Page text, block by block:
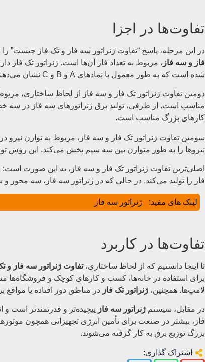
تفاوت‌ها در اجزا
در این مرحله، پاسخ “تفاوت ژنراتور سه فاز و تک فاز چیست”
فاز و سه فاز ، مربوط به تعداد فاز آن‌ها است. ژنراتور تک
شده است که به طور معمول با نمادهای A و B و C نشان می‌دهند. هر کدام از این سیم‌ها در منطقه‌ای جداگانه قرار دارند و به طور مستقل عمل می‌کنند.
دومین تفاوت ژنراتور تک فاز و سه فاز از لحاظ ساختاری،
مناسب است. از طرفی، تولید برق ژنراتورهای سه فاز در سه خط
کارهای بزرگ مناسب است.
سومین تفاوت ژنراتور تک فاز و سه فاز، مربوط به توازن
نیروها را به طور متوازن بین سه سیم پخش می‌کند. این روش
اصلی‌ترین تفاوت ژنراتور تک فاز و سه فاز، به این صورت است:
فاز را تولید می‌کند. در حالی که در ژنراتور سه فاز، سه محور
لینک های مفید: ژنراتور سه فاز
تفاوت‌ها در کاربرد
تا اینجا دانستیم که از لحاظ ساختاری،تفاوت ژنراتور سه فاز
برای استفاده در خانه‌ها، کسب و کارهای کوچک و فروشگاه‌ها
لامپ‌ها. همچنین، ژنراتور تک فاز در مناطق دور افتاده یا
در مقابل، سیستم ژنراتور سه فاز پیچیده‌تر و قدرتمندتر است
فاز، بیشتر در صنعت برای تأمین انرژی تجهیزاتی همچون
بزرگ توزیع برق به کار گرفته می‌شوند.
اشتراک گذاری: